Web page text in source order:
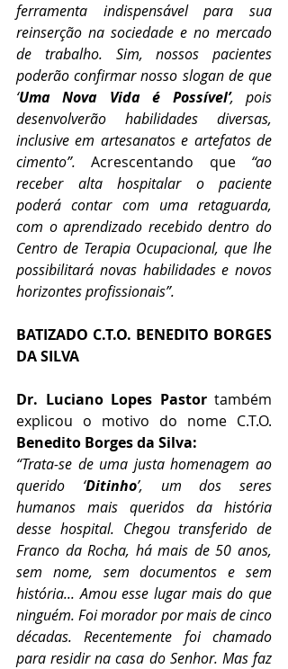
ferramenta indispensável para sua
reinserção na sociedade e no mercado
de trabalho. Sim, nossos pacientes
poderão confirmar nosso slogan de que
‘Uma Nova Vida é Possível’, pois
desenvolverão habilidades diversas,
inclusive em artesanatos e artefatos de
cimento”. Acrescentando que “ao
receber alta hospitalar o paciente
poderá contar com uma retaguarda,
com o aprendizado recebido dentro do
Centro de Terapia Ocupacional, que lhe
possibilitará novas habilidades e novos
horizontes profissionais”.
BATIZADO C.T.O. BENEDITO BORGES
DA SILVA
Dr. Luciano Lopes Pastor também
Benedito Borges da Silva:
“Trata-se de uma justa homenagem ao
querido ‘Ditinho’, um dos seres
humanos mais queridos da história
desse hospital. Chegou transferido de
Franco da Rocha, há mais de 50 anos,
sem nome, sem documentos e sem
história... Amou esse lugar mais do que
ninguém. Foi morador por mais de cinco
décadas. Recentemente foi chamado
para residir na casa do Senhor. Mas faz